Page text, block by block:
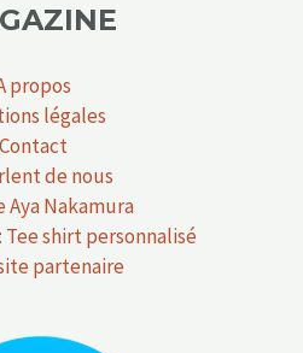
propos
légales
Contact
de nous
Aya Nakamura
shirt personnalisé
partenaire